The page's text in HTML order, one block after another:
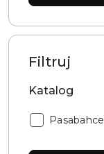
Filtruj
Katalog
Katalog:
Pasabahce